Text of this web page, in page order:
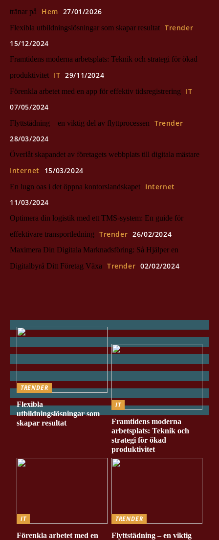
tränar på Hem 27/01/2026
Flexibla utbildningslösningar som skapar resultat Trender
15/12/2024
Framtidens moderna arbetsplats: Teknik och strategi för ökad
produktivitet
IT 29/11/2024
Förenkla arbetet med en app för effektiv tidsregistrering
IT
07/05/2024
Flyttstädning – en viktig del av flyttprocessen
Trender
28/03/2024
Överlåt skapandet av företagets webbplats till digitala mästare
Internet 15/03/2024
En lugn oas i det öppna kontorslandskapet
Internet
11/03/2024
Optimera din logistik med ett TMS-system: En guide för
effektivare transportledning
Trender 26/02/2024
Maximera Din Digitala Marknadsföring: Så Hjälper en
Digitalbyrå Ditt Företag Växa
Trender 02/02/2024
TRENDER
Flexibla
utbildningslösningar som
skapar resultat
IT
Framtidens moderna
arbetsplats: Teknik och
strategi för ökad
produktivitet
IT
Förenkla arbetet med en
TRENDER
Flyttstädning – en viktig